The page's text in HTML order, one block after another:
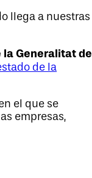
llega a nuestras
la Generalitat de
de la
el que se
empresas,